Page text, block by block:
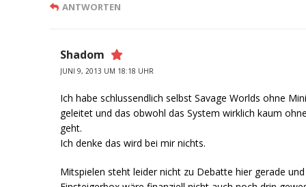
ANTWORTEN
Shadom
JUNI 9, 2013 UM 18:18 UHR
Ich habe schlussendlich selbst Savage Worlds ohne
geleitet und das obwohl das System wirklich kaum
geht.
Ich denke das wird bei mir nichts.
Mitspielen steht leider nicht zu Debatte hier gerade